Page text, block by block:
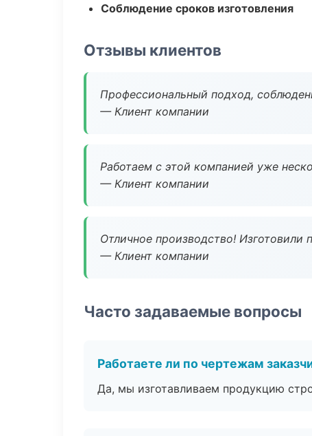
Соблюдение сроков изготовления
Отзывы клиентов
Профессиональный подход,
— Клиент компании
Работаем с этой компанией уже
— Клиент компании
Отличное производство!
— Клиент компании
Часто задаваемые вопросы
Работаете ли по чертежам
Да, мы изготавливаем продукцию